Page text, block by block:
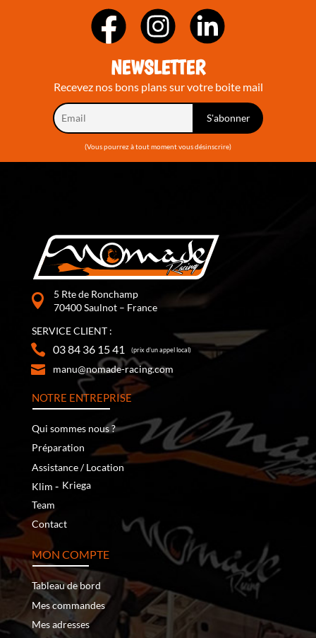
NEWSLETTER
Recevez nos bons plans sur votre boite mail
(Vous pourrez à tout moment vous désinscrire)
5 Rte de Ronchamp
70400 Saulnot – France
SERVICE CLIENT :
03 84 36 15 41 (prix d’un appel local)
manu@nomade-racing.com
NOTRE ENTREPRISE
Qui sommes nous ?
Préparation
Assistance / Location
Klim ‐ Kriega
Team
Contact
MON COMPTE
Tableau de bord
Mes commandes
Mes adresses